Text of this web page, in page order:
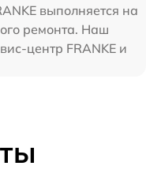
выполняется на
ремонта. Наш
центр FRANKE и